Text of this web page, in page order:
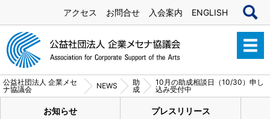
アクセス お問合せ 入会案内 ENGLISH
公益社団法人 企業メセ
ナ協議会
NEWS
助
成
10月の助成相談日（10/30）申し
込み受付中
お知らせ プレスリリース